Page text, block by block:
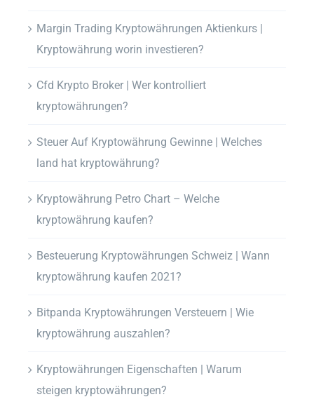
Margin Trading Kryptowährungen Aktienkurs |
Kryptowährung worin investieren?
Cfd Krypto Broker | Wer kontrolliert
kryptowährungen?
Steuer Auf Kryptowährung Gewinne | Welches
land hat kryptowährung?
Kryptowährung Petro Chart – Welche
kryptowährung kaufen?
Besteuerung Kryptowährungen Schweiz | Wann
kryptowährung kaufen 2021?
Bitpanda Kryptowährungen Versteuern | Wie
kryptowährung auszahlen?
Kryptowährungen Eigenschaften | Warum
steigen kryptowährungen?